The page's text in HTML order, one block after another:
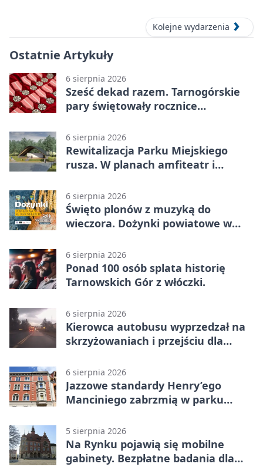
Kolejne wydarzenia
Ostatnie Artykuły
6 sierpnia 2026
Sześć dekad razem. Tarnogórskie
pary świętowały rocznice
6 sierpnia 2026
Rewitalizacja Parku Miejskiego
rusza. W planach amfiteatr i
6 sierpnia 2026
Święto plonów z muzyką do
wieczora. Dożynki powiatowe w
6 sierpnia 2026
Ponad 100 osób splata historię
Tarnowskich Gór z włóczki.
6 sierpnia 2026
Kierowca autobusu wyprzedzał na
skrzyżowaniach i przejściu dla
6 sierpnia 2026
Jazzowe standardy Henry’ego
Manciniego zabrzmią w parku
5 sierpnia 2026
Na Rynku pojawią się mobilne
gabinety. Bezpłatne badania dla